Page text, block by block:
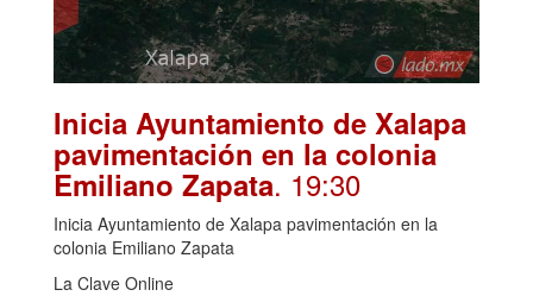
Inicia Ayuntamiento de Xalapa
pavimentación en la colonia
Emiliano Zapata. 19:30
Inicia Ayuntamiento de Xalapa pavimentación en la
colonia Emiliano Zapata
La Clave Online